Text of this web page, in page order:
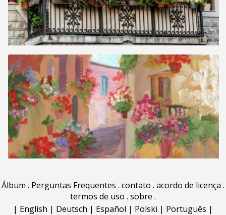
Álbum . Perguntas Frequentes . contato . acordo de licença .
termos de uso . sobre .
| English | Deutsch | Español | Polski | Português |